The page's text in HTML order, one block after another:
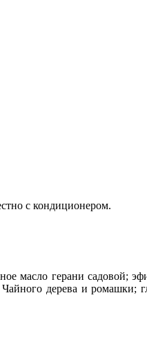
с кондиционером.
масло герани садовой;
дерева и ромашки;